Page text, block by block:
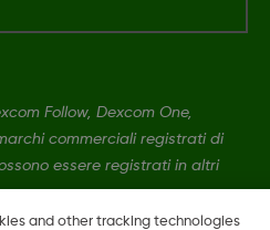
Follow, Dexcom One,
commerciali registrati di
essere registrati in altri
and other tracking technologies